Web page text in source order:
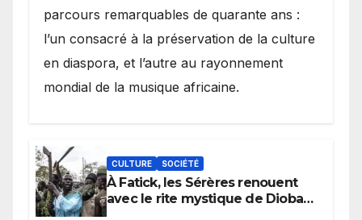
parcours remarquables de quarante ans :
l’un consacré à la préservation de la culture
en diaspora, et l’autre au rayonnement
mondial de la musique africaine.
CULTURE SOCIÉTÉ
À Fatick, les Sérères renouent
avec le rite mystique de Diobaye